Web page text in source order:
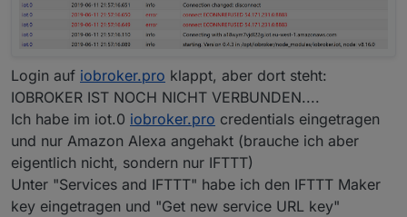
Login auf iobroker.pro klappt, aber dort steht:
IOBROKER IST NOCH NICHT VERBUNDEN....
Ich habe im iot.0 iobroker.pro credentials eingetragen
und nur Amazon Alexa angehakt (brauche ich aber
eigentlich nicht, sondern nur IFTTT)
Unter "Services and IFTTT" habe ich den IFTTT Maker
key eingetragen und "Get new service URL key"